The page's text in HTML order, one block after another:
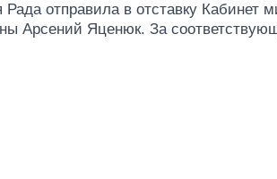
Рада отправила в отставку Кабинет
Арсений Яценюк. За